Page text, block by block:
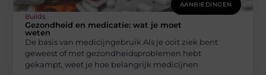
AANBIEDINGEN
Builds
Gezondheid en medicatie: wat je moet
weten
De basis van medicijngebruik Als je ooit ziek bent
geweest of met gezondheidsproblemen hebt
gekampt, weet je hoe belangrijk medicijnen